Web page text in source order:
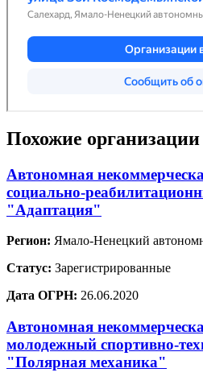
Похожие организации
Автономная
социально-
"Адаптация"
Регион: Ямало-Ненецкий
Статус: Зарегистрированные
Дата ОГРН: 26.06.2020
Автономная
молодежный спортивно-
"Полярная механика"